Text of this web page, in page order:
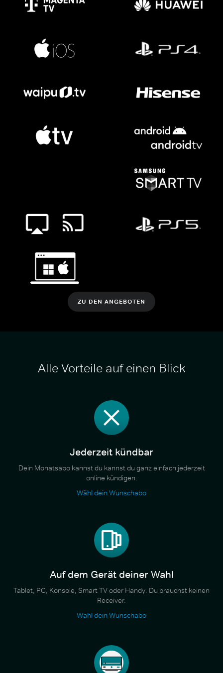
ZU DEN ANGEBOTEN
Alle Vorteile auf einen Blick
Jederzeit kündbar
Dein Monatsabo kannst du kannst du ganz einfach jederzeit
online kündigen.
Wähl dein Wunschabo
Auf dem Gerät deiner Wahl
Tablet, PC, Konsole, Smart TV oder Handy. Du brauchst keinen
Receiver.
Wähl dein Wunschabo